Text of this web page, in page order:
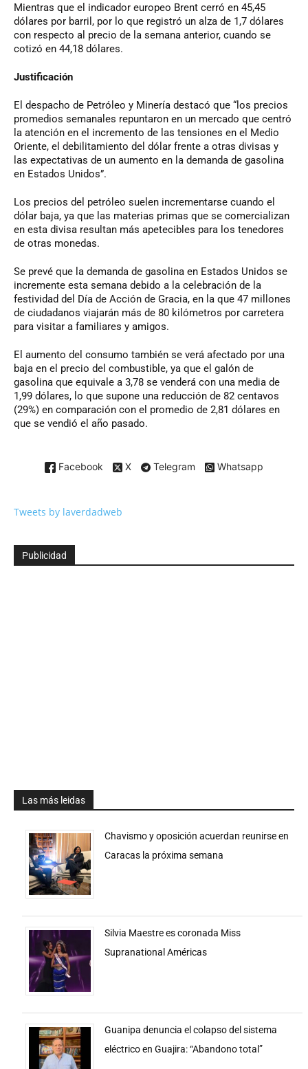
Mientras que el indicador europeo Brent cerró en 45,45
dólares por barril, por lo que registró un alza de 1,7 dólares
con respecto al precio de la semana anterior, cuando se
cotizó en 44,18 dólares.
Justificación
El despacho de Petróleo y Minería destacó que “los precios
promedios semanales repuntaron en un mercado que centró
la atención en el incremento de las tensiones en el Medio
Oriente, el debilitamiento del dólar frente a otras divisas y
las expectativas de un aumento en la demanda de gasolina
en Estados Unidos”.
Los precios del petróleo suelen incrementarse cuando el
dólar baja, ya que las materias primas que se comercializan
en esta divisa resultan más apetecibles para los tenedores
de otras monedas.
Se prevé que la demanda de gasolina en Estados Unidos se
incremente esta semana debido a la celebración de la
festividad del Día de Acción de Gracia, en la que 47 millones
de ciudadanos viajarán más de 80 kilómetros por carretera
para visitar a familiares y amigos.
El aumento del consumo también se verá afectado por una
baja en el precio del combustible, ya que el galón de
gasolina que equivale a 3,78 se venderá con una media de
1,99 dólares, lo que supone una reducción de 82 centavos
(29%) en comparación con el promedio de 2,81 dólares en
que se vendió el año pasado.
Facebook X Telegram Whatsapp
Tweets by laverdadweb
Publicidad
Las más leidas
Chavismo y oposición acuerdan reunirse en
Caracas la próxima semana
Silvia Maestre es coronada Miss
Supranational Américas
Guanipa denuncia el colapso del sistema
eléctrico en Guajira: “Abandono total”